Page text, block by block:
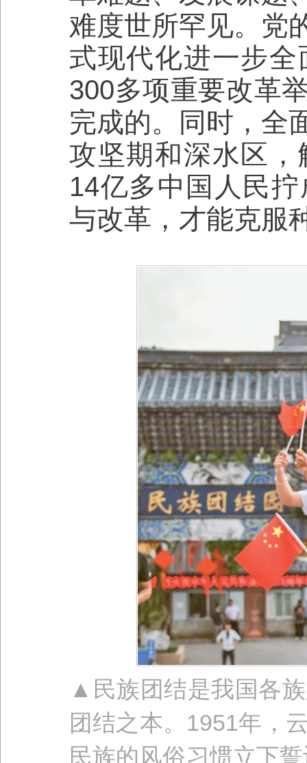
难度世所罕见。党
式现代化进一步
300多项重要改革
完成的。同时，全
攻坚期和深水区
14亿多中国人民
与改革，才能克服
▲民族团结是我国各
团结之本。1951年，
民族的风俗习惯立下